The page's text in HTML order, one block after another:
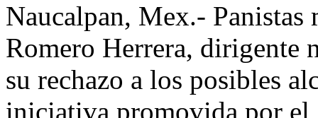
Naucalpan, Mex.- Panistas
Romero Herrera, dirigente
su rechazo a los posibles
iniciativa promovida por el